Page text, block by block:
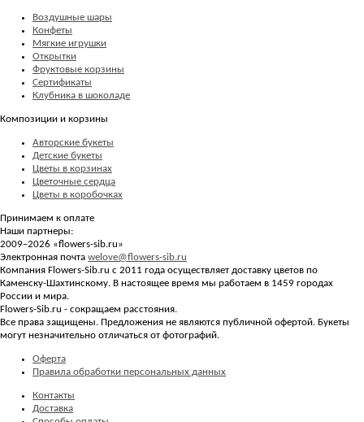
Воздушные шары
Конфеты
Мягкие игрушки
Открытки
Фруктовые корзины
Сертификаты
Клубника в шоколаде
Композиции и корзины
Авторские букеты
Детские букеты
Цветы в корзинах
Цветочные сердца
Цветы в коробочках
Принимаем к оплате
Наши партнеры:
2009–2026 «flowers-sib.ru»
Электронная почта welove@flowers-sib.ru
Компания Flowers-Sib.ru с 2011 года осуществляет доставку цветов по
Каменску-Шахтинскому. В настоящее время мы работаем в 1459 городах
России и мира.
Flowers-Sib.ru - сокращаем расстояния.
Все права защищены. Предложения не являются публичной офертой. Букеты
могут незначительно отличаться от фотографий.
Оферта
Правила обработки персональных данных
Контакты
Доставка